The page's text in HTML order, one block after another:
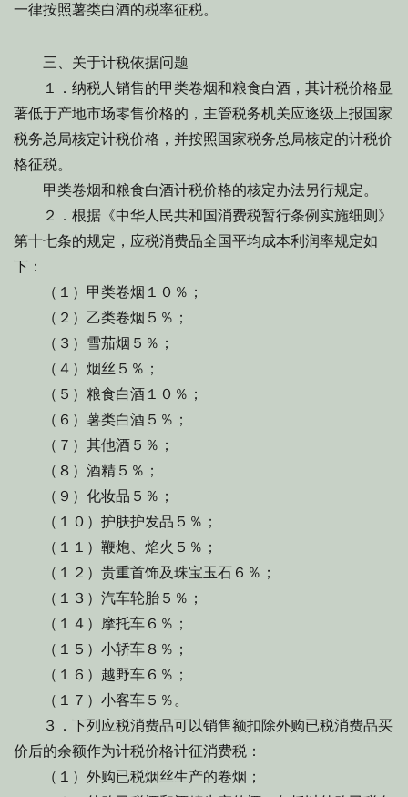
一律按照薯类白酒的税率征税。
三、关于计税依据问题
１．纳税人销售的甲类卷烟和粮食白酒，其计税价格显
著低于产地市场零售价格的，主管税务机关应逐级上报国家
税务总局核定计税价格，并按照国家税务总局核定的计税价
格征税。
甲类卷烟和粮食白酒计税价格的核定办法另行规定。
２．根据《中华人民共和国消费税暂行条例实施细则》
第十七条的规定，应税消费品全国平均成本利润率规定如
下：
（１）甲类卷烟１０％；
（２）乙类卷烟５％；
（３）雪茄烟５％；
（４）烟丝５％；
（５）粮食白酒１０％；
（６）薯类白酒５％；
（７）其他酒５％；
（８）酒精５％；
（９）化妆品５％；
（１０）护肤护发品５％；
（１１）鞭炮、焰火５％；
（１２）贵重首饰及珠宝玉石６％；
（１３）汽车轮胎５％；
（１４）摩托车６％；
（１５）小轿车８％；
（１６）越野车６％；
（１７）小客车５％。
３．下列应税消费品可以销售额扣除外购已税消费品买
价后的余额作为计税价格计征消费税：
（１）外购已税烟丝生产的卷烟；